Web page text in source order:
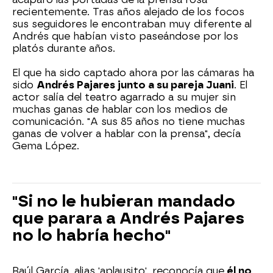
recientemente. Tras años alejado de los focos
sus seguidores le encontraban muy diferente al
Andrés que habían visto paseándose por los
platós durante años.
El que ha sido captado ahora por las cámaras ha
sido Andrés Pajares junto a su pareja Juani. El
actor salía del teatro agarrado a su mujer sin
muchas ganas de hablar con los medios de
comunicación. "A sus 85 años no tiene muchas
ganas de volver a hablar con la prensa", decía
Gema López.
"Si no le hubieran mandado
que parara a Andrés Pajares
no lo habría hecho"
Raúl García, alias 'aplausito', reconocía que él no